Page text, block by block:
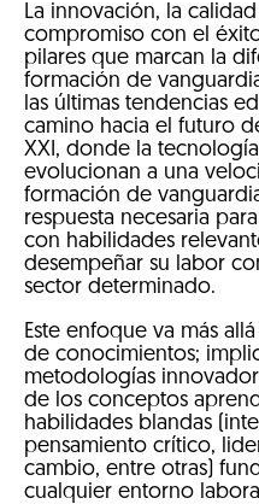
La innovación, la
compromiso con el
pilares que marcan la
formación de
las últimas tendencias
camino hacia el futuro
XXI, donde la
evolucionan a una
formación de
respuesta necesaria
con habilidades
desempeñar su labor
sector determinado.
Este enfoque va más
de conocimientos;
metodologías
de los conceptos
habilidades blandas
pensamiento crítico,
cambio, entre otras)
cualquier entorno